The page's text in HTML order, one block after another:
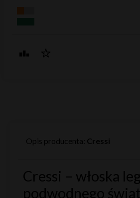
Opis producenta: Cressi
Cressi – włoska
podwodnego